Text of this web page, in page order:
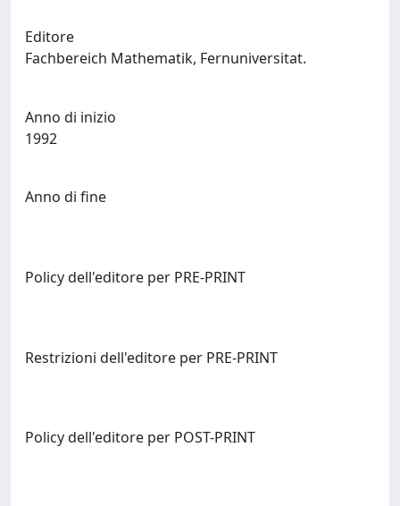
Editore
Anno di inizio
Anno di fine
Policy dell'editore per PRE-PRINT
Restrizioni dell'editore per PRE-PRINT
Policy dell'editore per POST-PRINT